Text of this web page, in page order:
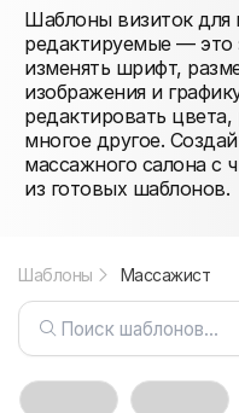
Шаблоны визиток для
редактируемые — это
изменять шрифт,
изображения и
редактировать
многое другое.
массажного салона с
из готовых шаблонов.
Шаблоны Массажист